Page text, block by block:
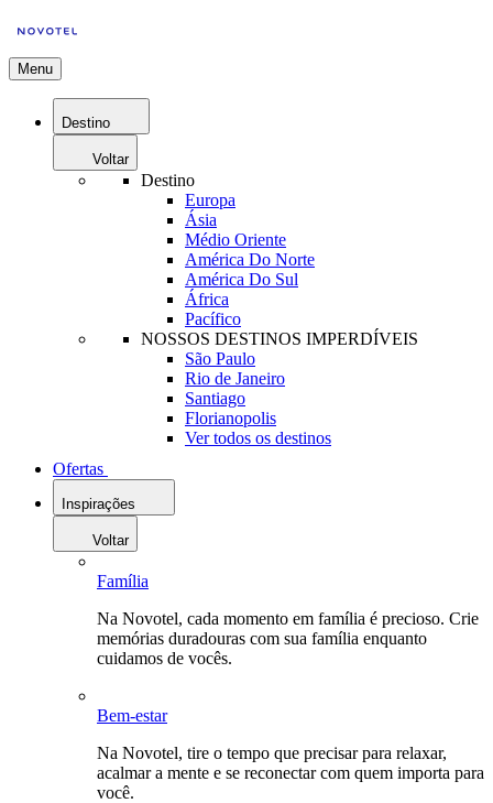
Menu
Destino
Voltar
Destino
Europa
Ásia
Médio Oriente
América Do Norte
América Do Sul
África
Pacífico
NOSSOS DESTINOS IMPERDÍVEIS
São Paulo
Rio de Janeiro
Santiago
Florianopolis
Ver todos os destinos
Ofertas
Inspirações
Voltar
Família
Na Novotel, cada momento em família é precioso. Crie
memórias duradouras com sua família enquanto
cuidamos de vocês.
Bem-estar
Na Novotel, tire o tempo que precisar para relaxar,
acalmar a mente e se reconectar com quem importa para
você.